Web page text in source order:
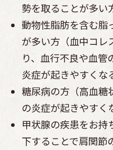
勢を取ることが多い
動物性脂肪を含む脂
が多い方（血中コレ
り、血行不良や血管
炎症が起きやすくな
糖尿病の方（高血糖
の炎症が起きやすく
甲状腺の疾患をお持
下することで肩関節